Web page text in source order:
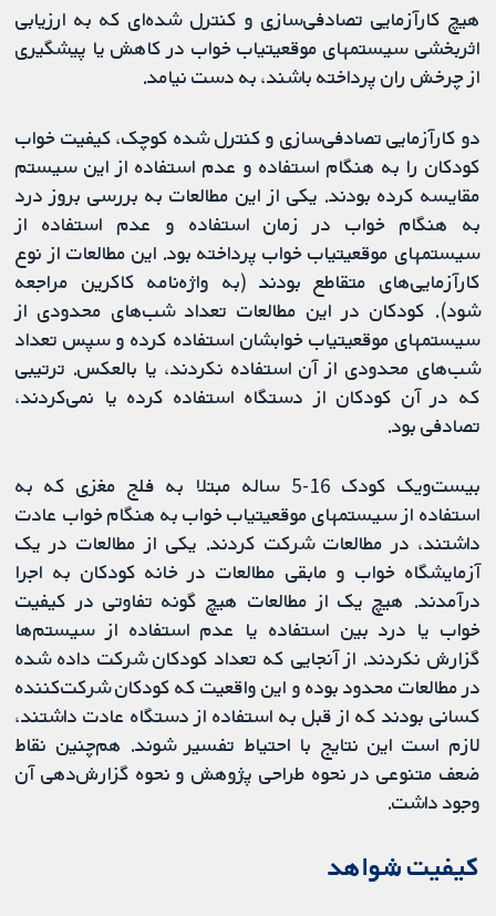
هیچ کارآزمایی تصادفی‌سازی و کنترل شده‌ای که به ارزیابی
اثربخشی سیستم‏های موقعیت‏یاب خواب در کاهش یا پیشگیری
از چرخش ران پرداخته باشند، به دست نیامد.
دو کارآزمایی تصادفی‌سازی و کنترل شده کوچک، کیفیت خواب
کودکان را به هنگام استفاده و عدم استفاده از این سیستم
مقایسه کرده بودند. یکی از این مطالعات به بررسی بروز درد
به هنگام خواب در زمان استفاده و عدم استفاده از
سیستم‏های موقعیت‏یاب خواب پرداخته بود. این مطالعات از نوع
کارآزمایی‌های متقاطع بودند (به واژه‌نامه کاکرین مراجعه
شود). کودکان در این مطالعات تعداد شب‌های محدودی از
سیستم‏های موقعیت‏یاب خوابشان استفاده کرده و سپس تعداد
شب‌های محدودی از آن استفاده نکردند، یا بالعکس. ترتیبی
که در آن کودکان از دستگاه استفاده کرده یا نمی‌کردند،
تصادفی بود.
بیست‌ویک کودک 16-5 ساله مبتلا به فلج مغزی که به
استفاده از سیستم‏های موقعیت‏یاب خواب به هنگام خواب عادت
داشتند، در مطالعات شرکت کردند. یکی از مطالعات در یک
آزمایشگاه خواب و مابقی مطالعات در خانه کودکان به اجرا
درآمدند. هیچ یک از مطالعات هیچ گونه تفاوتی در کیفیت
خواب یا درد بین استفاده یا عدم استفاده از سیستم‏‌ها
گزارش نکردند. از آنجایی که تعداد کودکان شرکت داده شده
در مطالعات محدود بوده و این واقعیت که کودکان شرکت‌کننده
کسانی بودند که از قبل به استفاده از دستگاه عادت داشتند،
لازم است این نتایج با احتیاط تفسیر شوند. هم‌چنین نقاط
ضعف متنوعی در نحوه طراحی پژوهش و نحوه گزارش‌دهی آن
وجود داشت.
کیفیت شواهد